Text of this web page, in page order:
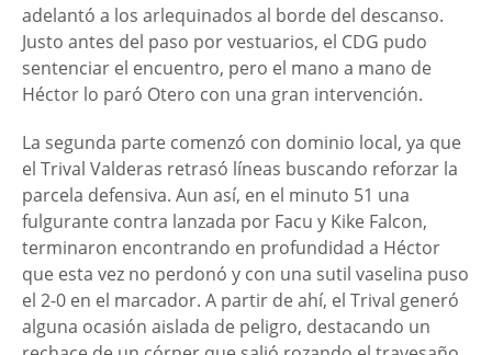
adelantó a los arlequinados al borde del descanso.
Justo antes del paso por vestuarios, el CDG pudo
sentenciar el encuentro, pero el mano a mano de
Héctor lo paró Otero con una gran intervención.
La segunda parte comenzó con dominio local, ya que
el Trival Valderas retrasó líneas buscando reforzar la
parcela defensiva. Aun así, en el minuto 51 una
fulgurante contra lanzada por Facu y Kike Falcon,
terminaron encontrando en profundidad a Héctor
que esta vez no perdonó y con una sutil vaselina puso
el 2-0 en el marcador. A partir de ahí, el Trival generó
alguna ocasión aislada de peligro, destacando un